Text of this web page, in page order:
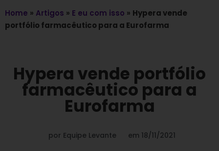
Home » Artigos » E eu com isso » Hypera vende
portfólio farmacêutico para a Eurofarma
Hypera vende portfólio
farmacêutico para a
Eurofarma
por Equipe Levante em 18/11/2021